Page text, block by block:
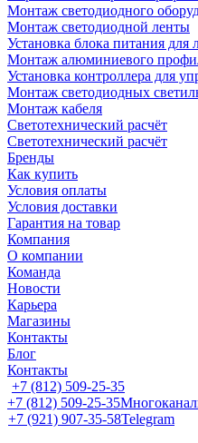
Монтаж светодиодного
Монтаж светодиодной ленты
Установка блока питания для
Монтаж алюминиевого
Установка контроллера для
Монтаж светодиодных
Монтаж кабеля
Светотехнический расчёт
Светотехнический расчёт
Бренды
Как купить
Условия оплаты
Условия доставки
Гарантия на товар
Компания
О компании
Команда
Новости
Карьера
Магазины
Контакты
Блог
Контакты
+7 (812) 509-25-35
+7 (812) 509-25-35
+7 (921) 907-35-58Telegram